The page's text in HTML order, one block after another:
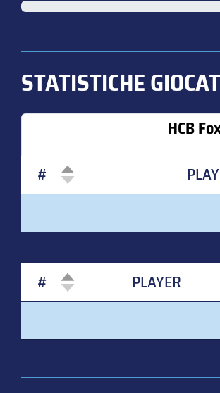
STATISTICHE
HCB
#
# PLAYER